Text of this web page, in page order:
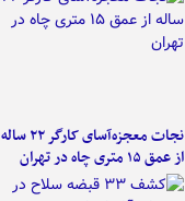
نجات معجزه‌آسای کارگر ۲۲ ساله
از عمق ۱۵ متری چاه در تهران